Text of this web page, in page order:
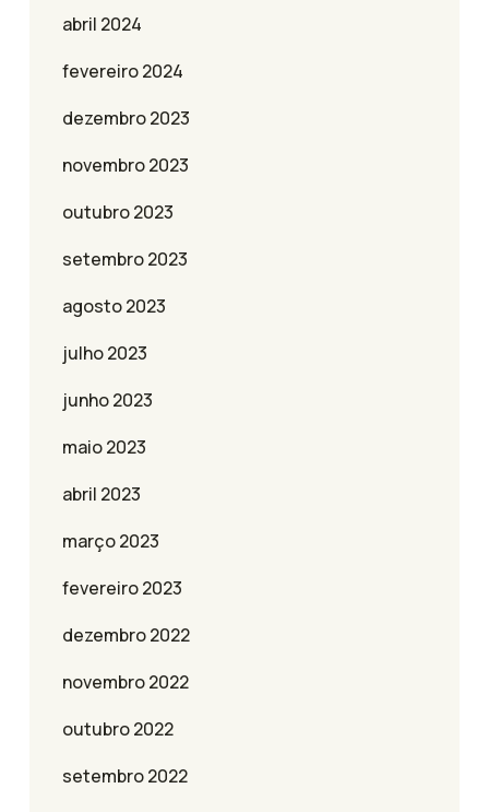
abril 2024
fevereiro 2024
dezembro 2023
novembro 2023
outubro 2023
setembro 2023
agosto 2023
julho 2023
junho 2023
maio 2023
abril 2023
março 2023
fevereiro 2023
dezembro 2022
novembro 2022
outubro 2022
setembro 2022